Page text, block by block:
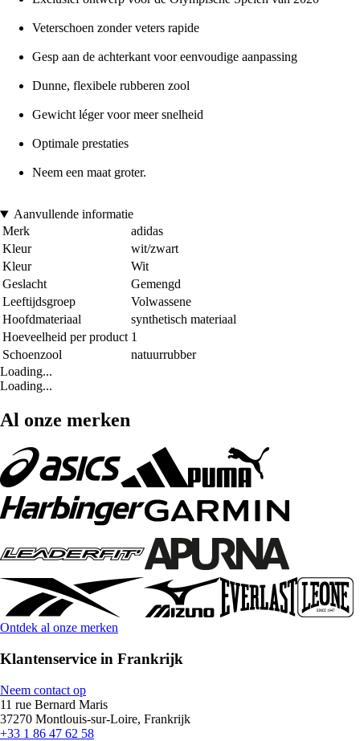
Veterschoen zonder veters rapide
Gesp aan de achterkant voor eenvoudige aanpassing
Dunne, flexibele rubberen zool
Gewicht léger voor meer snelheid
Optimale prestaties
Neem een maat groter.
Aanvullende informatie
Merk
adidas
Kleur
wit/zwart
Kleur
Wit
Geslacht
Gemengd
Leeftijdsgroep
Volwassene
Hoofdmateriaal
synthetisch materiaal
Hoeveelheid per product 1
Schoenzool
natuurrubber
Loading...
Loading...
Al onze merken
Ontdek al onze merken
Klantenservice in Frankrijk
Neem contact op
11 rue Bernard Maris
37270 Montlouis-sur-Loire, Frankrijk
+33 1 86 47 62 58